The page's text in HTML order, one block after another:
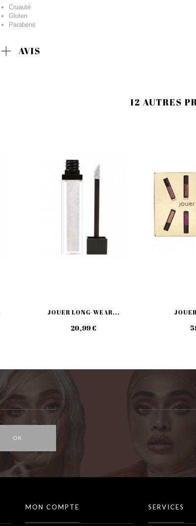
Cruauté
Gluten
Parabens
AVIS
12 AUTRES
JOUER LONG-WEAR...
20,99 €
OK
MON COMPTE SERVICES